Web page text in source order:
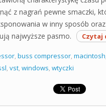
z nagrań pewne smaczki,
w inny sposób
najwyższe pasmo.
Czytaj
, buss compressor, macintosh
, vst, windows, wtyczki